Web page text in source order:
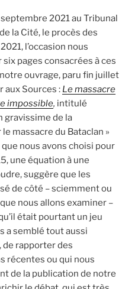
2021 au Tribunal
la Cité, le procès des
l’occasion nous
pages consacrées à ces
ouvrage, paru fin juillet
aux Sources : Le massacre
impossible, intitulé
gravissime de la
massacre du Bataclan »
nous avons choisi pour
une équation à une
suggère que les
de côté – sciemment ou
nous allons examiner –
était pourtant un jeu
a semblé tout aussi
rapporter des
récentes ou qui nous
de la publication de notre